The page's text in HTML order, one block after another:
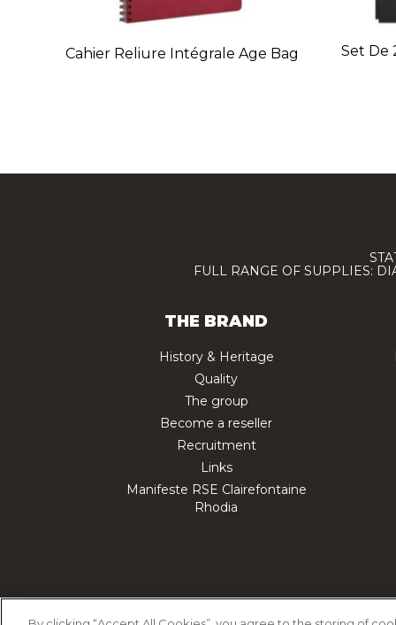
Cahier Reliure Intégrale Age Bag Set De
FULL RANGE OF SUPPLIES:
THE BRAND
History & Heritage
Quality
The group
Become a reseller
Recruitment
Links
Manifeste RSE Clairefontaine
Rhodia